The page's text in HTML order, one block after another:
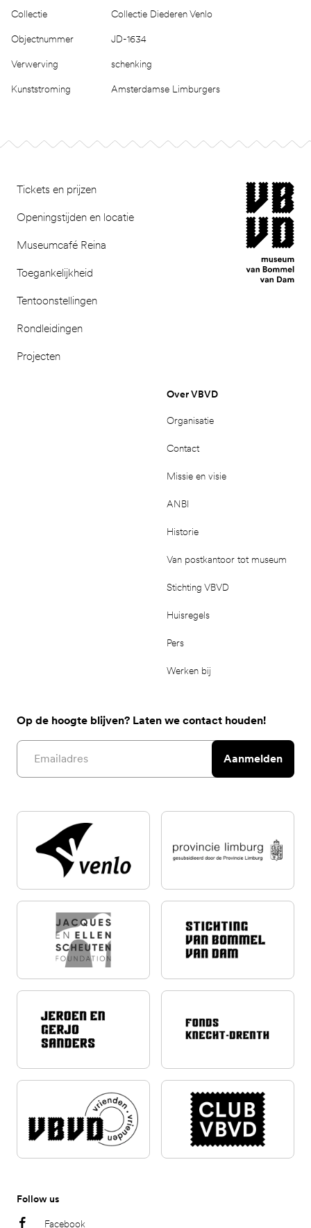
Collectie Collectie Diederen Venlo
Objectnummer JD-1634
Verwerving schenking
Kunststroming Amsterdamse Limburgers
Tickets en prijzen
Openingstijden en locatie
Museumcafé Reina
Toegankelijkheid
Tentoonstellingen
Rondleidingen
Projecten
museum van
Over VBVD
Organisatie
Contact
Missie en visie
ANBI
Historie
Van postkantoor tot museum
Stichting VBVD
Huisregels
Pers
Werken bij
Op de hoogte blijven? Laten we contact houden!
Email address
Aanmelden
Follow us
Facebook